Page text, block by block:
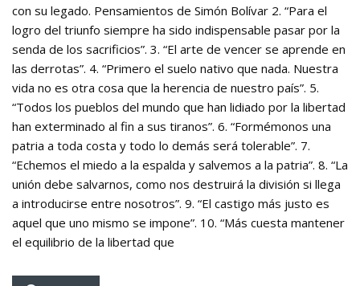
con su legado. Pensamientos de Simón Bolívar 2. “Para el
logro del triunfo siempre ha sido indispensable pasar por la
senda de los sacrificios”. 3. “El arte de vencer se aprende en
las derrotas”. 4. “Primero el suelo nativo que nada. Nuestra
vida no es otra cosa que la herencia de nuestro país”. 5.
“Todos los pueblos del mundo que han lidiado por la libertad
han exterminado al fin a sus tiranos”. 6. “Formémonos una
patria a toda costa y todo lo demás será tolerable”. 7.
“Echemos el miedo a la espalda y salvemos a la patria”. 8. “La
unión debe salvarnos, como nos destruirá la división si llega
a introducirse entre nosotros”. 9. “El castigo más justo es
aquel que uno mismo se impone”. 10. “Más cuesta mantener
el equilibrio de la libertad que